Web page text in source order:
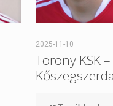
2025-11-10
Torony KSK –